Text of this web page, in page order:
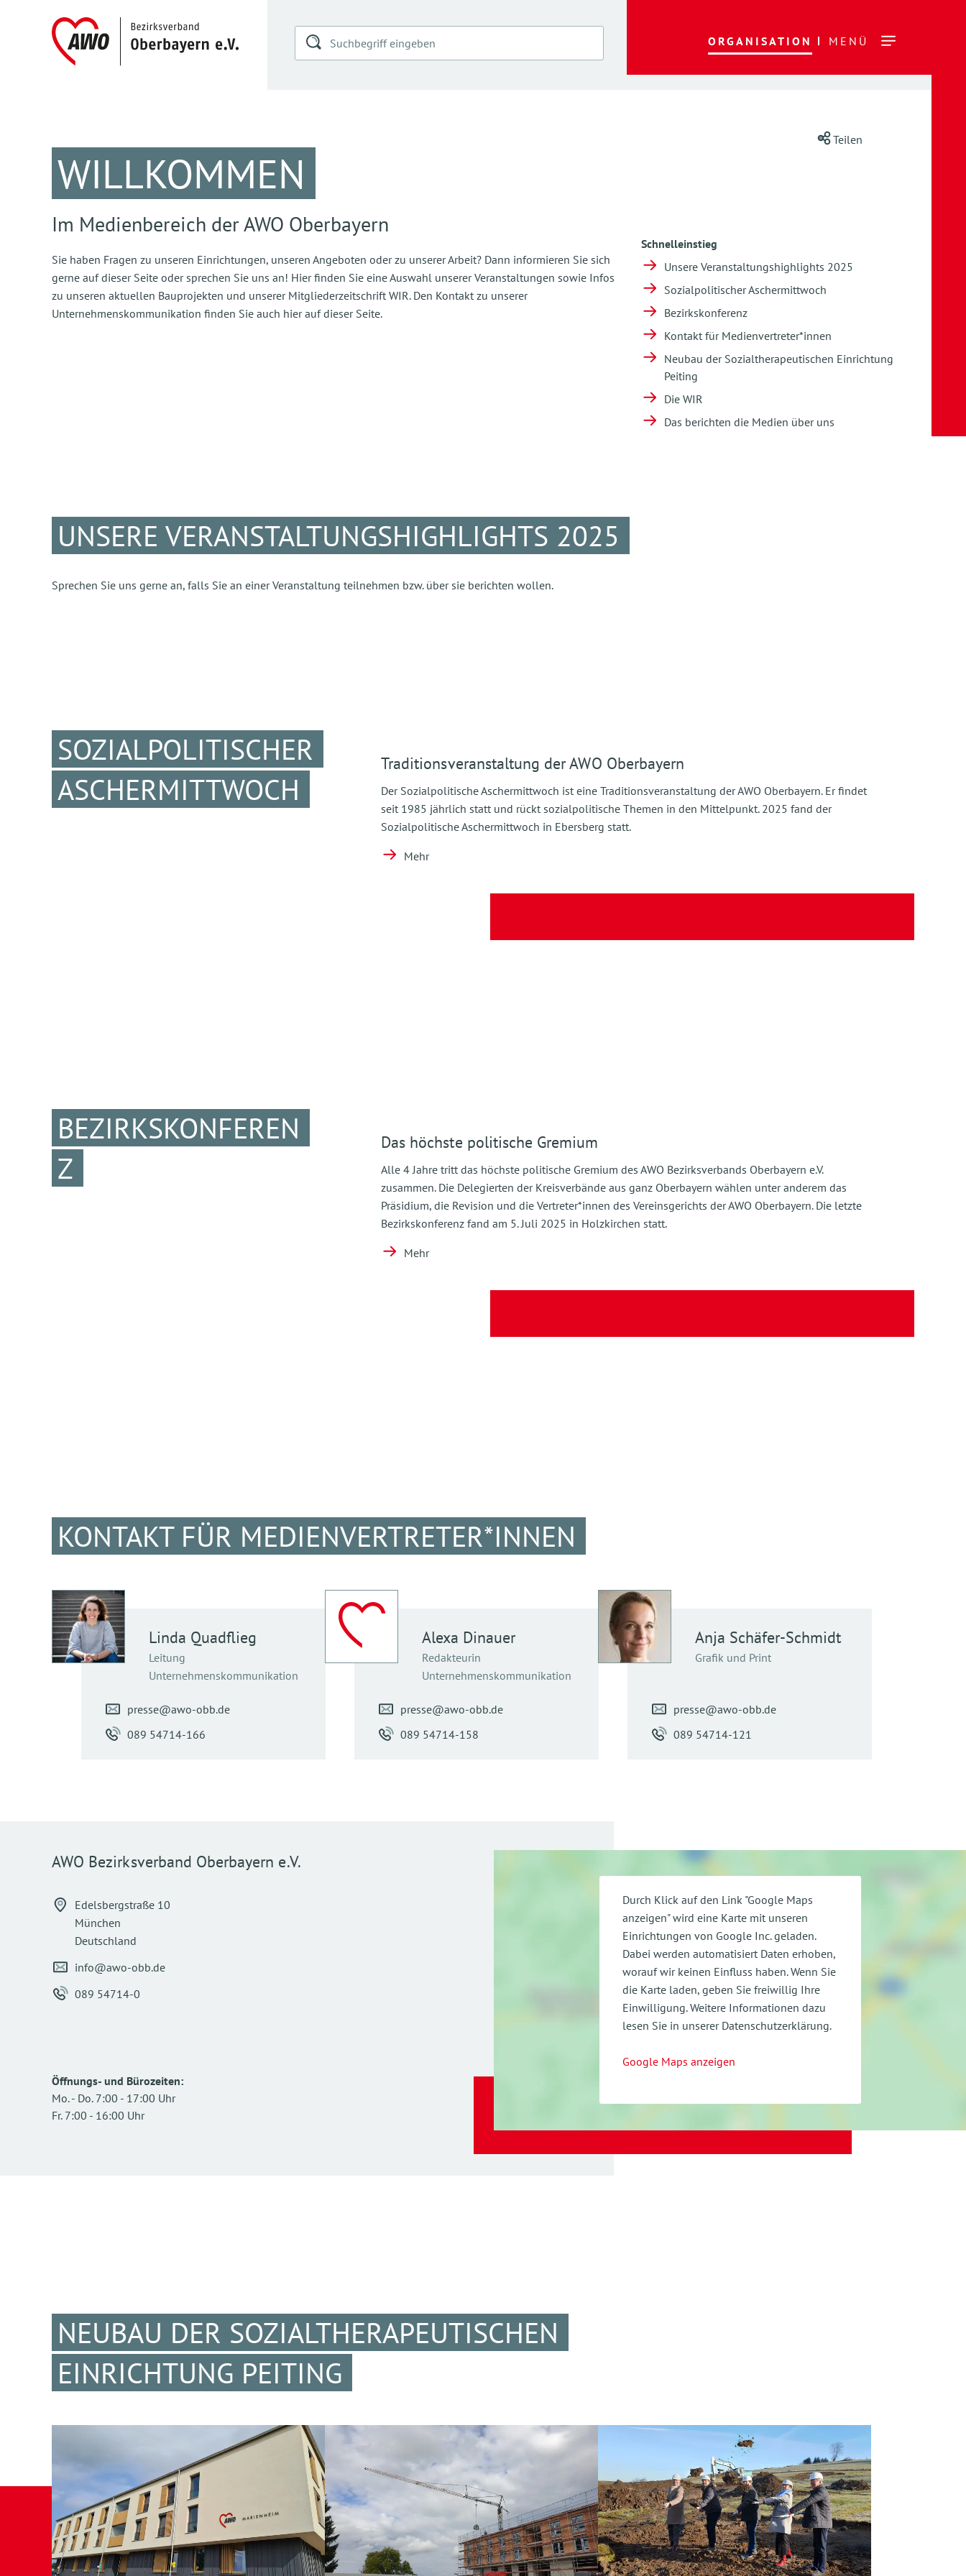
ORGANISATION MENÜ
Teilen
WILLKOMMEN
Im Medienbereich der AWO Oberbayern
Sie haben Fragen zu unseren Einrichtungen, unseren Angeboten oder zu unserer Arbeit? Dann informieren Sie sich
gerne auf dieser Seite oder sprechen Sie uns an! Hier finden Sie eine Auswahl unserer Veranstaltungen sowie Infos
zu unseren aktuellen Bauprojekten und unserer Mitgliederzeitschrift WIR. Den Kontakt zu unserer
Unternehmenskommunikation finden Sie auch hier auf dieser Seite.
Schnelleinstieg
Unsere Veranstaltungshighlights 2025
Sozialpolitischer Aschermittwoch
Bezirkskonferenz
Kontakt für Medienvertreter*innen
Neubau der Sozialtherapeutischen Einrichtung
Peiting
Die WIR
Das berichten die Medien über uns
UNSERE VERANSTALTUNGSHIGHLIGHTS 2025
Sprechen Sie uns gerne an, falls Sie an einer Veranstaltung teilnehmen bzw. über sie berichten wollen.
SOZIALPOLITISCHER
ASCHERMITTWOCH
Traditionsveranstaltung der AWO Oberbayern
Der Sozialpolitische Aschermittwoch ist eine Traditionsveranstaltung der AWO Oberbayern. Er findet
seit 1985 jährlich statt und rückt sozialpolitische Themen in den Mittelpunkt. 2025 fand der
Sozialpolitische Aschermittwoch in Ebersberg statt.
Mehr
BEZIRKSKONFEREN
Z
Das höchste politische Gremium
Alle 4 Jahre tritt das höchste politische Gremium des AWO Bezirksverbands Oberbayern e.V.
zusammen. Die Delegierten der Kreisverbände aus ganz Oberbayern wählen unter anderem das
Präsidium, die Revision und die Vertreter*innen des Vereinsgerichts der AWO Oberbayern. Die letzte
Bezirkskonferenz fand am 5. Juli 2025 in Holzkirchen statt.
Mehr
KONTAKT FÜR MEDIENVERTRETER*INNEN
Linda Quadflieg
Leitung
Unternehmenskommunikation
presse@awo-obb.de
089 54714-166
Alexa Dinauer
Redakteurin
Unternehmenskommunikation
presse@awo-obb.de
089 54714-158
Anja Schäfer-Schmidt
Grafik und Print
presse@awo-obb.de
089 54714-121
AWO Bezirksverband Oberbayern e.V.
Edelsbergstraße 10
München
Deutschland
info@awo-obb.de
089 54714-0
Öffnungs- und Bürozeiten:
Mo.- Do. 7:00 - 17:00 Uhr
Fr. 7:00 - 16:00 Uhr
Durch Klick auf den Link "Google Maps
anzeigen" wird eine Karte mit unseren
Einrichtungen von Google Inc. geladen.
Dabei werden automatisiert Daten erhoben,
worauf wir keinen Einfluss haben. Wenn Sie
die Karte laden, geben Sie freiwillig Ihre
Einwilligung. Weitere Informationen dazu
lesen Sie in unserer Datenschutzerklärung.
Google Maps anzeigen
NEUBAU DER SOZIALTHERAPEUTISCHEN
EINRICHTUNG PEITING